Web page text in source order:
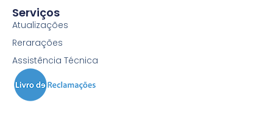
Serviços
Atualizações
Rerarações
Assistência Técnica